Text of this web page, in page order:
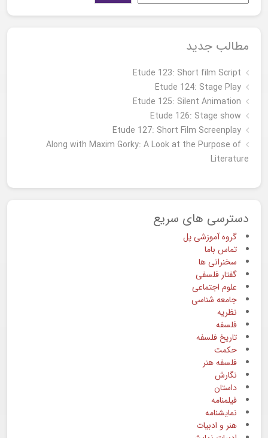
مطالب جدید
Etude 123: Short film Script
Etude 124: Stage Play
Etude 125: Silent Animation
Etude 126: Stage show
Étude 127: Short Film Screenplay
Along with Maxim Gorky: A Look at the Purpose of
Literature
دسترسی های سریع
گروه آموزشی پل
تماس باما
سخنرانی ها
گفتار فلسفی
علوم اجتماعی
جامعه شناسی
نظریه
فلسفه
تاریخ فلسفه
حکمت
فلسفه هنر
نگارش
داستان
فیلمنامه
نمایشنامه
هنر و ادبیات